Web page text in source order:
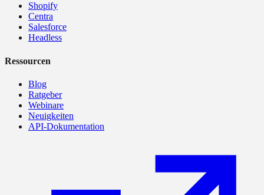
Shopify
Centra
Salesforce
Headless
Ressourcen
Blog
Ratgeber
Webinare
Neuigkeiten
API-Dokumentation